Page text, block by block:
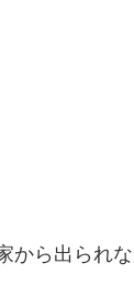
から出られ